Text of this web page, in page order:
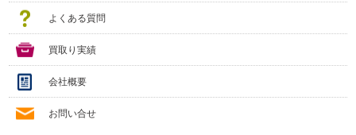
よくある質問
買取り実績
会社概要
お問い合せ